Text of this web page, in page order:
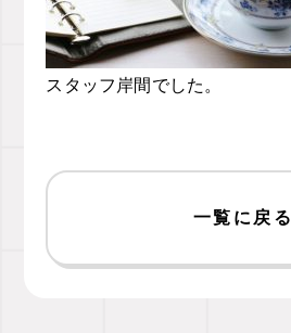
スタッフ岸間でした。
一覧に戻る